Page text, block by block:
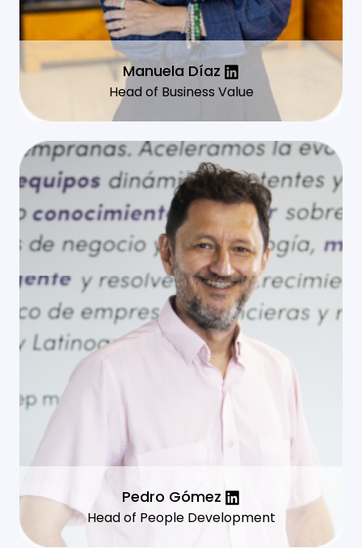
Manuela Díaz
Head of Business Value
Pedro Gómez
Head of People Development